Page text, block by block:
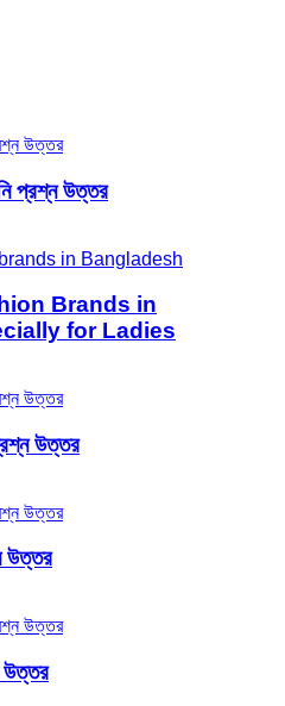
প্রশ্ন উত্তর
Brands in
for Ladies
উত্তর
উত্তর
উত্তর